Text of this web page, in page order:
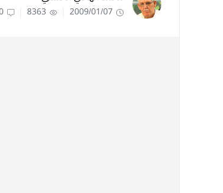
2009/01/07
8363